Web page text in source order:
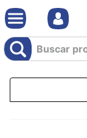
Buscar productos...